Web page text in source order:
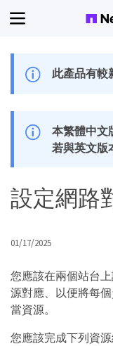
此產品有較
本繁體中文
若與英文版
設定網路
01/17/2025
您應該在兩個站台上
源對應、以便將每
當資源。
您應該完成下列資源